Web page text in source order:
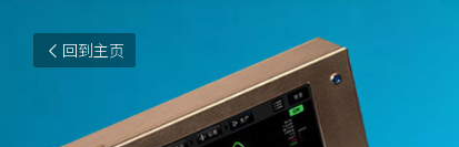
回到主页